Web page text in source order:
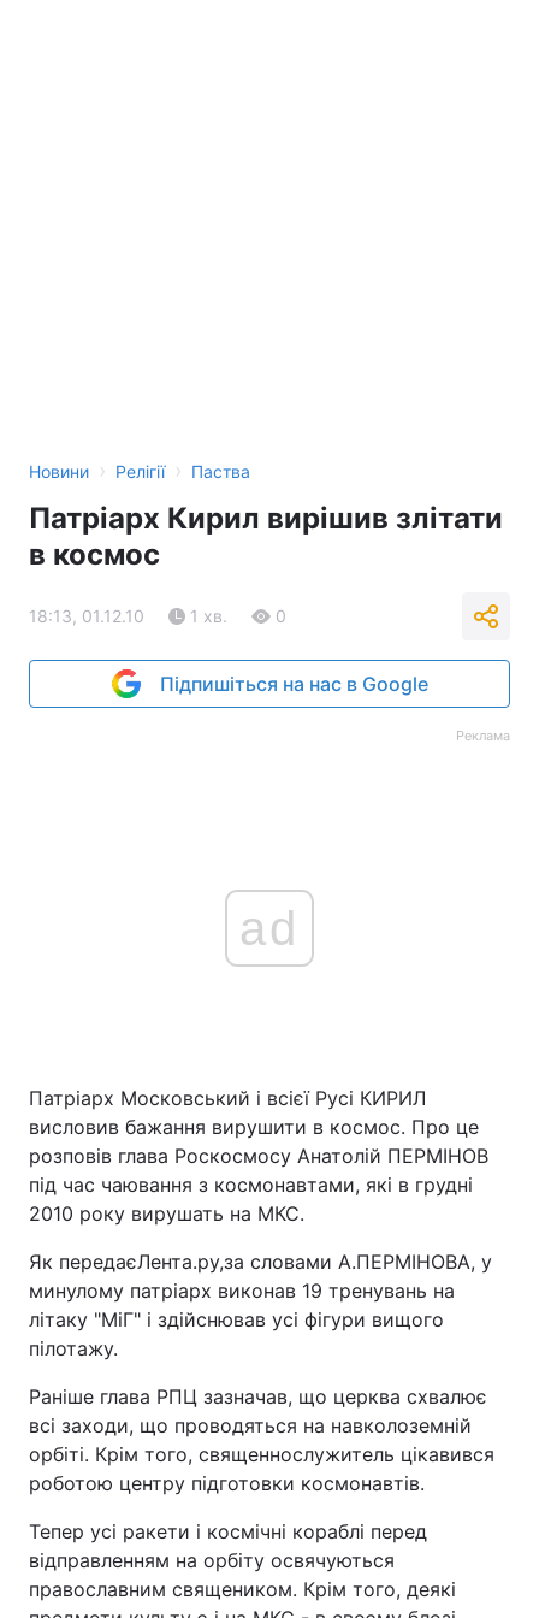
Новини › Релігії › Паства
Патріарх Кирил вирішив злітати
в космос
18:13, 01.12.10 1 хв. 0
Підпишіться на нас в Google
Реклама
ad
Патріарх Московський і всієї Русі КИРИЛ
висловив бажання вирушити в космос. Про це
розповів глава Роскосмосу Анатолій ПЕРМІНОВ
під час чаювання з космонавтами, які в грудні
2010 року вирушать на МКС.
Як передаєЛента.ру,за словами А.ПЕРМІНОВА, у
минулому патріарх виконав 19 тренувань на
літаку "МіГ" і здійснював усі фігури вищого
пілотажу.
Раніше глава РПЦ зазначав, що церква схвалює
всі заходи, що проводяться на навколоземній
орбіті. Крім того, священнослужитель цікавився
роботою центру підготовки космонавтів.
Тепер усі ракети і космічні кораблі перед
відправленням на орбіту освячуються
православним священиком. Крім того, деякі